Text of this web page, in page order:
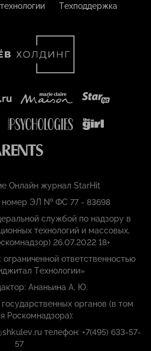
Техподдержка
Онлайн журнал StarHit
номер ЭЛ № ФС 77 - 83698
службой по надзору в
технологий и массовых,
26.07.2022 18+
ответственностью
Технологии»
Ананьина А. Ю.
органов (в том
Роскомнадзора):
телефон: +7(495) 633-57-
57